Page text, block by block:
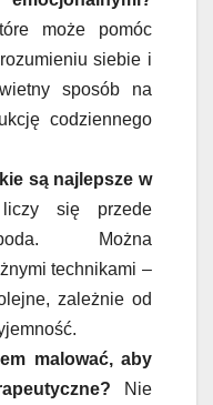
może pomóc
siebie i
sposób na
codziennego
są najlepsze w
się przede
Można
technikami –
zależnie od
malować, aby
Nie